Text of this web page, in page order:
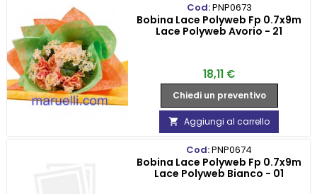
Cod:PNP0673
Bobina Lace Polyweb Fp 0.7x9m
Lace Polyweb Avorio - 21
Prezzo
18,11 €
Chiedi un preventivo
 Aggiungi al carrello
Cod:PNP0674
Bobina Lace Polyweb Fp 0.7x9m
Lace Polyweb Bianco - 01